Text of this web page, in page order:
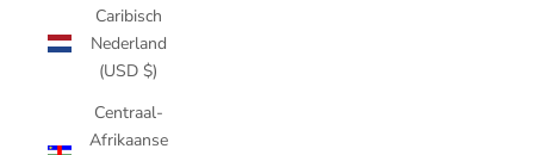
Caribisch
Nederland
(USD $)
Centraal-
Afrikaanse